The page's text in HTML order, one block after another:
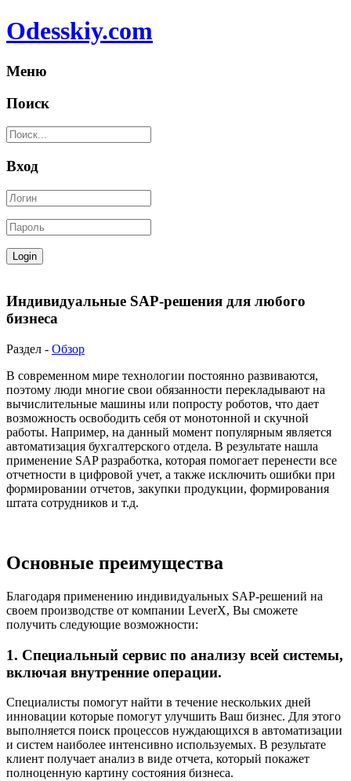
Odesskiy.com
Меню
Поиск
Вход
Индивидуальные SAP-решения для любого
бизнеса
Раздел - Обзор
В современном мире технологии постоянно развиваются,
поэтому люди многие свои обязанности перекладывают на
вычислительные машины или попросту роботов, что дает
возможность освободить себя от монотонной и скучной
работы. Например, на данный момент популярным является
автоматизация бухгалтерского отдела. В результате нашла
применение SAP разработка, которая помогает перенести все
отчетности в цифровой учет, а также исключить ошибки при
формировании отчетов, закупки продукции, формирования
штата сотрудников и т.д.
Основные преимущества
Благодаря применению индивидуальных SAP-решений на
своем производстве от компании LeverX, Вы сможете
получить следующие возможности:
1. Специальный сервис по анализу всей системы,
включая внутренние операции.
Специалисты помогут найти в течение нескольких дней
инновации которые помогут улучшить Ваш бизнес. Для этого
выполняется поиск процессов нуждающихся в автоматизации
и систем наиболее интенсивно используемых. В результате
клиент получает анализ в виде отчета, который покажет
полноценную картину состояния бизнеса.